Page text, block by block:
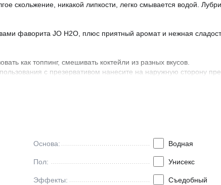
скольжение, никакой липкости, легко смывается водой.
фаворита JO H2O, плюс приятный аромат и нежная
как топпинг, смешивать коктейли из разных вкусов.
с презервативом нанесите на наружную сторону
метилпарабен, пропилпарабен
Основа: Водная
Пол: Унисекс
Эффекты: Съедобный